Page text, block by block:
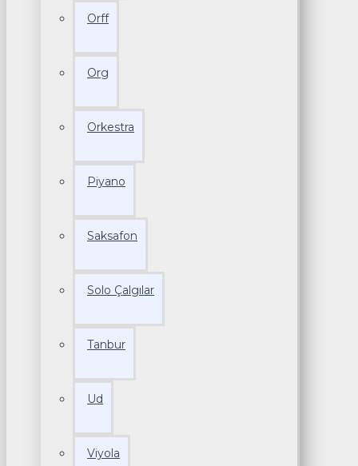
Orff
Org
Orkestra
Piyano
Saksafon
Solo Çalgılar
Tanbur
Ud
Viyola